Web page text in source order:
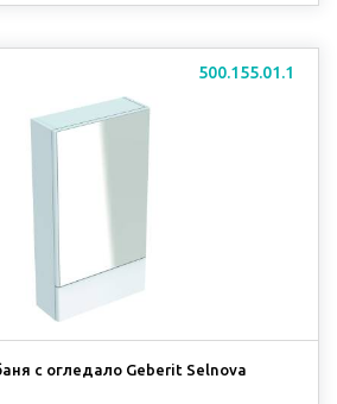
500.155.01.1
с огледало Geberit Selnova